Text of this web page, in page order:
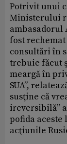
Potrivit unui
Ministerului
ambasadorul
fost
consultări în
trebuie făcut
meargă în
SUA”,
susţine că
ireversibilă”
pofida aceste
acţiunile